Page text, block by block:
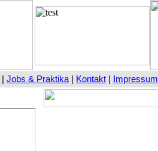
| Jobs & Praktika | Kontakt | Impressum